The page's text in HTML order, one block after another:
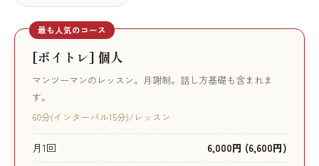
最も人気のコース
[ボイトレ] 個人
マンツーマンのレッスン。月謝制。話し方基礎も含まれま
す。
60分(インターバル15分)/レッスン
月1回
6,000円 (6,600円)